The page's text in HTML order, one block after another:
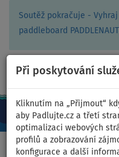
Soutěž pokračuje -
paddleboard
Při poskytování
Kliknutím na „Přijmout“
aby Padlujte.cz a třetí
optimalizaci webových
profilů a zobrazování
konfigurace a další
Domů >Kajaky a kánoe >